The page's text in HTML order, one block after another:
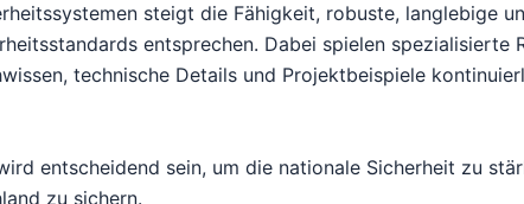
steigt die Fähigkeit, robuste, langlebige
entsprechen. Dabei spielen spezialisierte
technische Details und Projektbeispiele
entscheidend sein, um die nationale Sicherheit zu
zu sichern.